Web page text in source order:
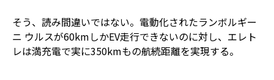
そう、読み間違いではない。電動化されたランボルギー
ニ ウルスが60kmしかEV走行できないのに対し、エレト
レは満充電で実に350kmもの航続距離を実現する。